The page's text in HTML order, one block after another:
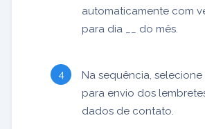
automaticamente com
para dia __ do mês.
Na sequência,
para envio dos
dados de contato.